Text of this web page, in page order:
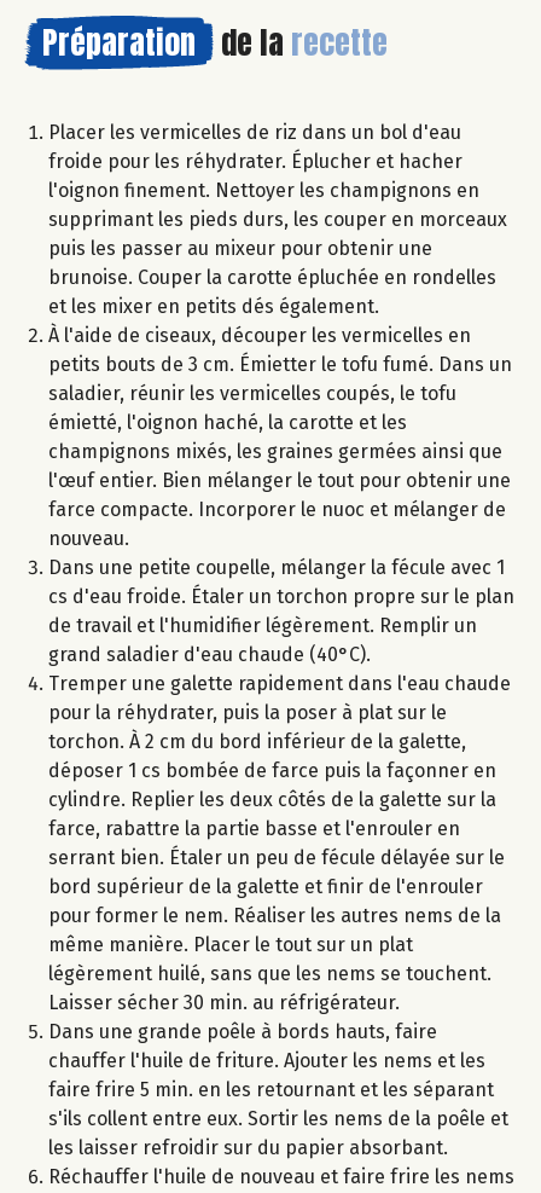
Préparation de la recette
Placer les vermicelles de riz dans un bol d'eau
froide pour les réhydrater. Éplucher et hacher
l'oignon finement. Nettoyer les champignons en
supprimant les pieds durs, les couper en morceaux
puis les passer au mixeur pour obtenir une
brunoise. Couper la carotte épluchée en rondelles
et les mixer en petits dés également.
À l'aide de ciseaux, découper les vermicelles en
petits bouts de 3 cm. Émietter le tofu fumé. Dans un
saladier, réunir les vermicelles coupés, le tofu
émietté, l'oignon haché, la carotte et les
champignons mixés, les graines germées ainsi que
l'œuf entier. Bien mélanger le tout pour obtenir une
farce compacte. Incorporer le nuoc et mélanger de
nouveau.
Dans une petite coupelle, mélanger la fécule avec 1
cs d'eau froide. Étaler un torchon propre sur le plan
de travail et l'humidifier légèrement. Remplir un
grand saladier d'eau chaude (40°C).
Tremper une galette rapidement dans l'eau chaude
pour la réhydrater, puis la poser à plat sur le
torchon. À 2 cm du bord inférieur de la galette,
déposer 1 cs bombée de farce puis la façonner en
cylindre. Replier les deux côtés de la galette sur la
farce, rabattre la partie basse et l'enrouler en
serrant bien. Étaler un peu de fécule délayée sur le
bord supérieur de la galette et finir de l'enrouler
pour former le nem. Réaliser les autres nems de la
même manière. Placer le tout sur un plat
légèrement huilé, sans que les nems se touchent.
Laisser sécher 30 min. au réfrigérateur.
Dans une grande poêle à bords hauts, faire
chauffer l'huile de friture. Ajouter les nems et les
faire frire 5 min. en les retournant et les séparant
s'ils collent entre eux. Sortir les nems de la poêle et
les laisser refroidir sur du papier absorbant.
Réchauffer l'huile de nouveau et faire frire les nems